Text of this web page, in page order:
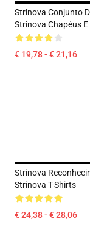
Strinova Conjunto
Strinova Chapéus E
€ 19,78 - € 21,16
Strinova
Strinova T-Shirts
€ 24,38 - € 28,06